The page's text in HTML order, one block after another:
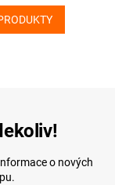
o nových